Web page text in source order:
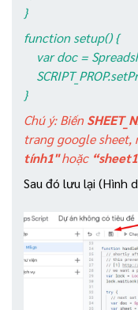
}
function setup() {
var doc =
}
Chú ý: Biến
trang google sheet,
tính1"hoặc
Sau đó lưu lại (Hình